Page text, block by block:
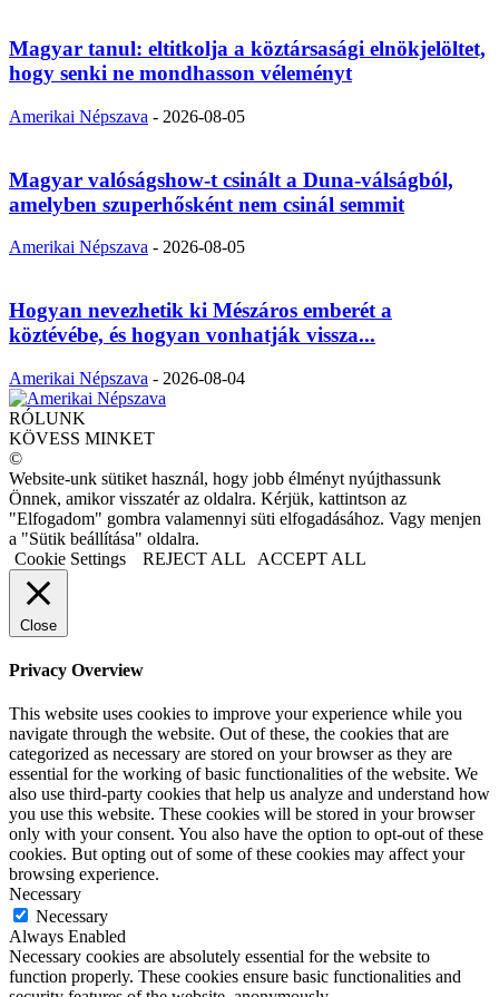
Magyar tanul: eltitkolja a köztársasági elnökjelöltet,
hogy senki ne mondhasson véleményt
Amerikai Népszava - 2026-08-05
Magyar valóságshow-t csinált a Duna-válságból,
amelyben szuperhősként nem csinál semmit
Amerikai Népszava - 2026-08-05
Hogyan nevezhetik ki Mészáros emberét a
köztévébe, és hogyan vonhatják vissza...
Amerikai Népszava - 2026-08-04
RÓLUNK
KÖVESS MINKET
©
Website-unk sütiket használ, hogy jobb élményt nyújthassunk
Önnek, amikor visszatér az oldalra. Kérjük, kattintson az
"Elfogadom" gombra valamennyi süti elfogadásához. Vagy menjen
a "Sütik beállítása" oldalra.
Cookie Settings
REJECT ALL ACCEPT ALL
Close
Privacy Overview
This website uses cookies to improve your experience while you
navigate through the website. Out of these, the cookies that are
categorized as necessary are stored on your browser as they are
essential for the working of basic functionalities of the website. We
also use third-party cookies that help us analyze and understand how
you use this website. These cookies will be stored in your browser
only with your consent. You also have the option to opt-out of these
cookies. But opting out of some of these cookies may affect your
browsing experience.
Necessary
Necessary
Always Enabled
Necessary cookies are absolutely essential for the website to
function properly. These cookies ensure basic functionalities and